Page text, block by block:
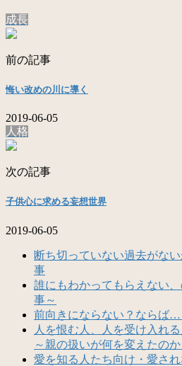
成長
前の記事
悔い改めの川に導く
2019-06-05
人格
次の記事
子供心に求める妄想世界
2019-06-05
断ち切っていない過去がな
事
誰にもわかってもらえない
事～
前向きにならない？ならば…
人を恨む人、人を受け入れ
～親の扱いが何を変えたの
愛を知る人たち向け・愛さ